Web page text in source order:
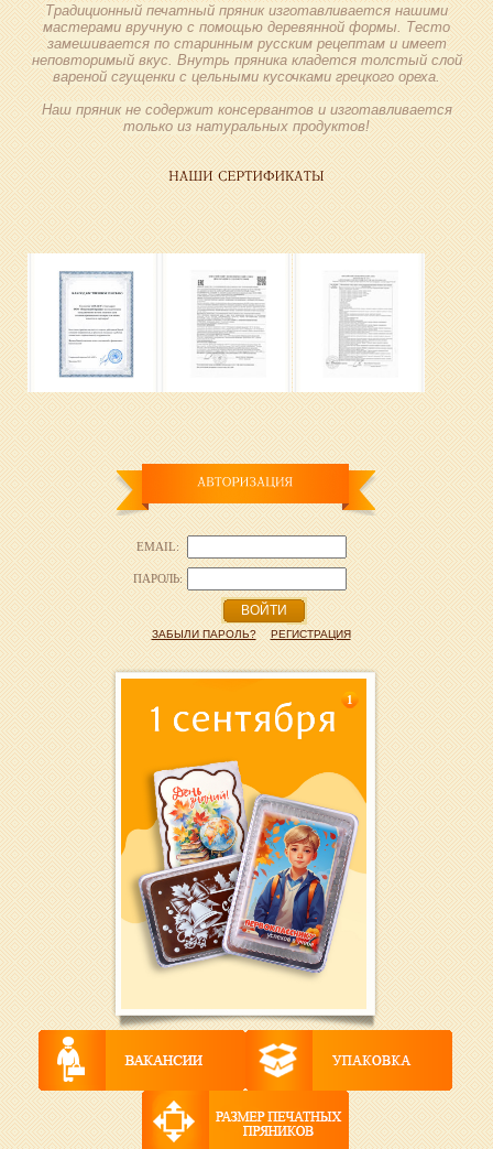
Традиционный печатный пряник изготавливается нашими
мастерами вручную с помощью деревянной формы. Тесто
замешивается по старинным русским рецептам и имеет
неповторимый вкус. Внутрь пряника кладется толстый слой
вареной сгущенки с цельными кусочками грецкого ореха.
Наш пряник не содержит консервантов и изготавливается
только из натуральных продуктов!
EMAIL:
ПАРОЛЬ:
ВОЙТИ
ЗАБЫЛИ ПАРОЛЬ? РЕГИСТРАЦИЯ
1